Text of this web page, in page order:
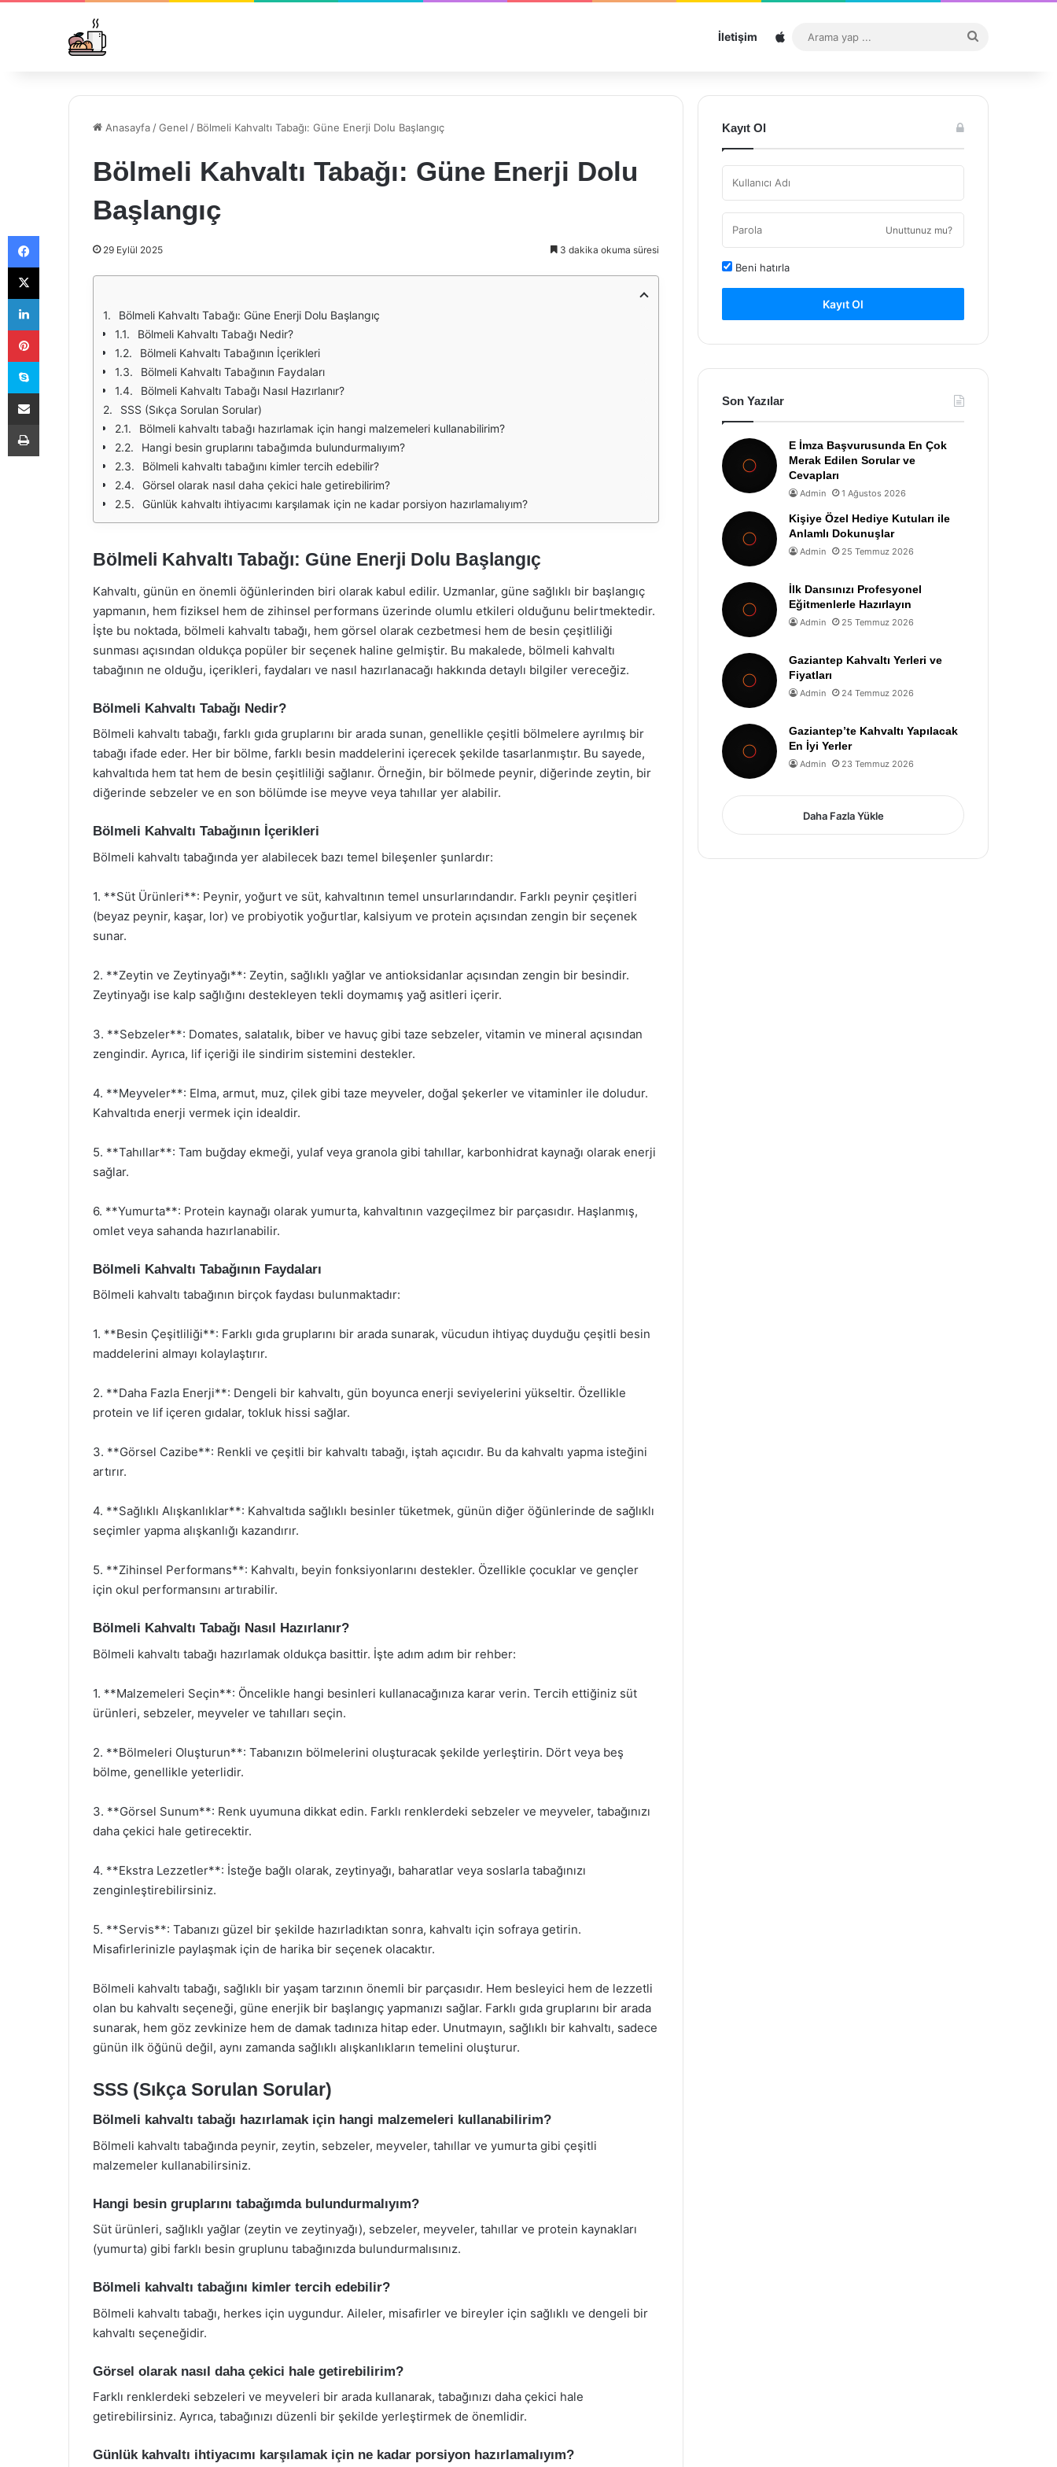
İletişim Sitemap
...
Anasayfa /Genel / Bölmeli Kahvaltı Tabağı: Güne Enerji Dolu Başlangıç
Bölmeli Kahvaltı Tabağı: Güne Enerji Dolu
Başlangıç
29 Eylül 2025 3 dakika okuma süresi
Bölmeli Kahvaltı Tabağı: Güne Enerji Dolu Başlangıç
Bölmeli Kahvaltı Tabağı Nedir?
Bölmeli Kahvaltı Tabağının İçerikleri
Bölmeli Kahvaltı Tabağının Faydaları
Bölmeli Kahvaltı Tabağı Nasıl Hazırlanır?
SSS (Sıkça Sorulan Sorular)
Bölmeli kahvaltı tabağı hazırlamak için hangi malzemeleri kullanabilirim?
Hangi besin gruplarını tabağımda bulundurmalıyım?
Bölmeli kahvaltı tabağını kimler tercih edebilir?
Görsel olarak nasıl daha çekici hale getirebilirim?
Günlük kahvaltı ihtiyacımı karşılamak için ne kadar porsiyon hazırlamalıyım?
Bölmeli Kahvaltı Tabağı: Güne Enerji Dolu Başlangıç
Kahvaltı, günün en önemli öğünlerinden biri olarak kabul edilir. Uzmanlar, güne sağlıklı bir başlangıç
yapmanın, hem fiziksel hem de zihinsel performans üzerinde olumlu etkileri olduğunu belirtmektedir.
İşte bu noktada, bölmeli kahvaltı tabağı, hem görsel olarak cezbetmesi hem de besin çeşitliliği
sunması açısından oldukça popüler bir seçenek haline gelmiştir. Bu makalede, bölmeli kahvaltı
tabağının ne olduğu, içerikleri, faydaları ve nasıl hazırlanacağı hakkında detaylı bilgiler vereceğiz.
Bölmeli Kahvaltı Tabağı Nedir?
Bölmeli kahvaltı tabağı, farklı gıda gruplarını bir arada sunan, genellikle çeşitli bölmelere ayrılmış bir
tabağı ifade eder. Her bir bölme, farklı besin maddelerini içerecek şekilde tasarlanmıştır. Bu sayede,
kahvaltıda hem tat hem de besin çeşitliliği sağlanır. Örneğin, bir bölmede peynir, diğerinde zeytin, bir
diğerinde sebzeler ve en son bölümde ise meyve veya tahıllar yer alabilir.
Bölmeli Kahvaltı Tabağının İçerikleri
Bölmeli kahvaltı tabağında yer alabilecek bazı temel bileşenler şunlardır:
1. **Süt Ürünleri**: Peynir, yoğurt ve süt, kahvaltının temel unsurlarındandır. Farklı peynir çeşitleri
(beyaz peynir, kaşar, lor) ve probiyotik yoğurtlar, kalsiyum ve protein açısından zengin bir seçenek
sunar.
2. **Zeytin ve Zeytinyağı**: Zeytin, sağlıklı yağlar ve antioksidanlar açısından zengin bir besindir.
Zeytinyağı ise kalp sağlığını destekleyen tekli doymamış yağ asitleri içerir.
3. **Sebzeler**: Domates, salatalık, biber ve havuç gibi taze sebzeler, vitamin ve mineral açısından
zengindir. Ayrıca, lif içeriği ile sindirim sistemini destekler.
4. **Meyveler**: Elma, armut, muz, çilek gibi taze meyveler, doğal şekerler ve vitaminler ile doludur.
Kahvaltıda enerji vermek için idealdir.
5. **Tahıllar**: Tam buğday ekmeği, yulaf veya granola gibi tahıllar, karbonhidrat kaynağı olarak enerji
sağlar.
6. **Yumurta**: Protein kaynağı olarak yumurta, kahvaltının vazgeçilmez bir parçasıdır. Haşlanmış,
omlet veya sahanda hazırlanabilir.
Bölmeli Kahvaltı Tabağının Faydaları
Bölmeli kahvaltı tabağının birçok faydası bulunmaktadır:
1. **Besin Çeşitliliği**: Farklı gıda gruplarını bir arada sunarak, vücudun ihtiyaç duyduğu çeşitli besin
maddelerini almayı kolaylaştırır.
2. **Daha Fazla Enerji**: Dengeli bir kahvaltı, gün boyunca enerji seviyelerini yükseltir. Özellikle
protein ve lif içeren gıdalar, tokluk hissi sağlar.
3. **Görsel Cazibe**: Renkli ve çeşitli bir kahvaltı tabağı, iştah açıcıdır. Bu da kahvaltı yapma isteğini
artırır.
4. **Sağlıklı Alışkanlıklar**: Kahvaltıda sağlıklı besinler tüketmek, günün diğer öğünlerinde de sağlıklı
seçimler yapma alışkanlığı kazandırır.
5. **Zihinsel Performans**: Kahvaltı, beyin fonksiyonlarını destekler. Özellikle çocuklar ve gençler
için okul performansını artırabilir.
Bölmeli Kahvaltı Tabağı Nasıl Hazırlanır?
Bölmeli kahvaltı tabağı hazırlamak oldukça basittir. İşte adım adım bir rehber:
1. **Malzemeleri Seçin**: Öncelikle hangi besinleri kullanacağınıza karar verin. Tercih ettiğiniz süt
ürünleri, sebzeler, meyveler ve tahılları seçin.
2. **Bölmeleri Oluşturun**: Tabanızın bölmelerini oluşturacak şekilde yerleştirin. Dört veya beş
bölme, genellikle yeterlidir.
3. **Görsel Sunum**: Renk uyumuna dikkat edin. Farklı renklerdeki sebzeler ve meyveler, tabağınızı
daha çekici hale getirecektir.
4. **Ekstra Lezzetler**: İsteğe bağlı olarak, zeytinyağı, baharatlar veya soslarla tabağınızı
zenginleştirebilirsiniz.
5. **Servis**: Tabanızı güzel bir şekilde hazırladıktan sonra, kahvaltı için sofraya getirin.
Misafirlerinizle paylaşmak için de harika bir seçenek olacaktır.
Bölmeli kahvaltı tabağı, sağlıklı bir yaşam tarzının önemli bir parçasıdır. Hem besleyici hem de lezzetli
olan bu kahvaltı seçeneği, güne enerjik bir başlangıç yapmanızı sağlar. Farklı gıda gruplarını bir arada
sunarak, hem göz zevkinize hem de damak tadınıza hitap eder. Unutmayın, sağlıklı bir kahvaltı, sadece
günün ilk öğünü değil, aynı zamanda sağlıklı alışkanlıkların temelini oluşturur.
SSS (Sıkça Sorulan Sorular)
Bölmeli kahvaltı tabağı hazırlamak için hangi malzemeleri kullanabilirim?
Bölmeli kahvaltı tabağında peynir, zeytin, sebzeler, meyveler, tahıllar ve yumurta gibi çeşitli
malzemeler kullanabilirsiniz.
Hangi besin gruplarını tabağımda bulundurmalıyım?
Süt ürünleri, sağlıklı yağlar (zeytin ve zeytinyağı), sebzeler, meyveler, tahıllar ve protein kaynakları
(yumurta) gibi farklı besin gruplunu tabağınızda bulundurmalısınız.
Bölmeli kahvaltı tabağını kimler tercih edebilir?
Bölmeli kahvaltı tabağı, herkes için uygundur. Aileler, misafirler ve bireyler için sağlıklı ve dengeli bir
kahvaltı seçeneğidir.
Görsel olarak nasıl daha çekici hale getirebilirim?
Farklı renklerdeki sebzeleri ve meyveleri bir arada kullanarak, tabağınızı daha çekici hale
getirebilirsiniz. Ayrıca, tabağınızı düzenli bir şekilde yerleştirmek de önemlidir.
Günlük kahvaltı ihtiyacımı karşılamak için ne kadar porsiyon hazırlamalıyım?
Kayıt Ol
Unuttunuz mu?
Beni hatırla
Kayıt Ol
Son Yazılar
E İmza Başvurusunda En Çok
Merak Edilen Sorular ve
Cevapları
Admin 1 Ağustos 2026
Kişiye Özel Hediye Kutuları ile
Anlamlı Dokunuşlar
Admin 25 Temmuz 2026
İlk Dansınızı Profesyonel
Eğitmenlerle Hazırlayın
Admin 25 Temmuz 2026
Gaziantep Kahvaltı Yerleri ve
Fiyatları
Admin 24 Temmuz 2026
Gaziantep’te Kahvaltı Yapılacak
En İyi Yerler
Admin 23 Temmuz 2026
Daha Fazla Yükle
Facebook
X
LinkedIn
Pinterest
Skype
E-Posta ile paylaş